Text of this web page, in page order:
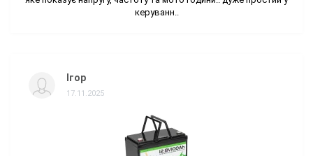
керуванн..
Ігор
17.11.2025